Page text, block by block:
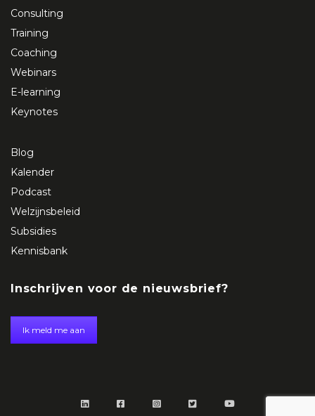
Consulting
Training
Coaching
Webinars
E-learning
Keynotes
Blog
Kalender
Podcast
Welzijnsbeleid
Subsidies
Kennisbank
Inschrijven voor de nieuwsbrief?
Ik meld me aan